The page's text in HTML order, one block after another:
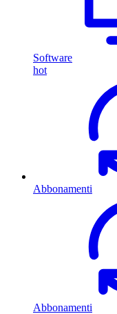
Software
hot
Abbonamenti
Abbonamenti